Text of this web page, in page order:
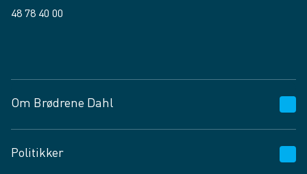
48 78 40 00
Om Brødrene Dahl
Vagttelefon 30 10 89 89
Politikker